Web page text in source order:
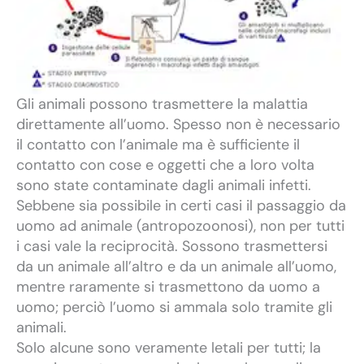
Gli animali possono trasmettere la malattia
direttamente all’uomo. Spesso non è necessario
il contatto con l’animale ma è sufficiente il
contatto con cose e oggetti che a loro volta
sono state contaminate dagli animali infetti.
Sebbene sia possibile in certi casi il passaggio da
uomo ad animale (antropozoonosi), non per tutti
i casi vale la reciprocità. Sossono trasmettersi
da un animale all’altro e da un animale all’uomo,
mentre raramente si trasmettono da uomo a
uomo; perciò l’uomo si ammala solo tramite gli
animali.
Solo alcune sono veramente letali per tutti; la